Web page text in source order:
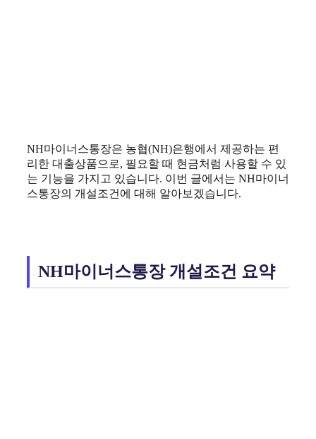
NH마이너스통장은 농협(NH)은행에서 제공하는 편
리한 대출상품으로, 필요할 때 현금처럼 사용할 수 있
는 기능을 가지고 있습니다. 이번 글에서는 NH마이너
스통장의 개설조건에 대해 알아보겠습니다.
NH마이너스통장 개설조건 요약